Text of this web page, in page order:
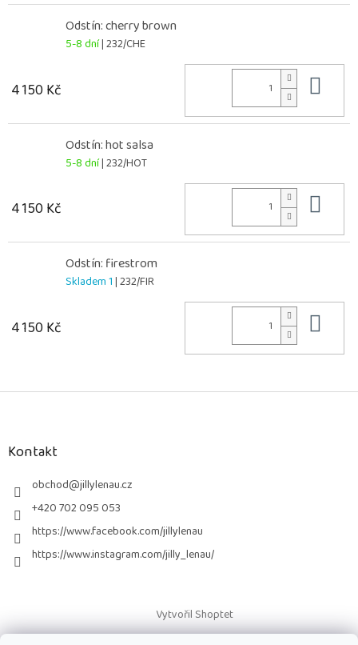
Odstín: cherry brown
5-8 dní| 232/CHE
4 150 Kč
Odstín: hot salsa
5-8 dní| 232/HOT
4 150 Kč
Odstín: firestrom
Skladem 1| 232/FIR
4 150 Kč
Z
Kontakt
obchod@jillylenau.cz
+420 702 095 053
https://www.facebook.com/jillylenau
https://www.instagram.com/jilly_lenau/
Vytvořil Shoptet